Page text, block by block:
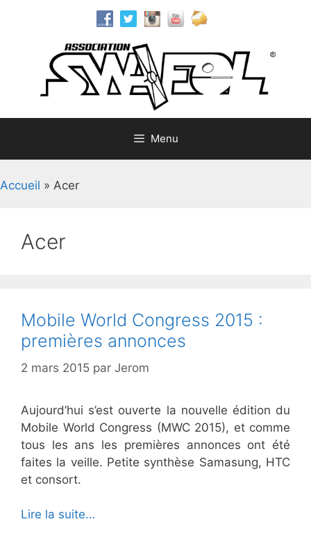
Menu
Accueil » Acer
Acer
Mobile World Congress 2015 :
premières annonces
2 mars 2015 par Jerom
Aujourd’hui s’est ouverte la nouvelle édition du
Mobile World Congress (MWC 2015), et comme
tous les ans les premières annonces ont été
faites la veille. Petite synthèse Samasung, HTC
et consort.
Lire la suite…